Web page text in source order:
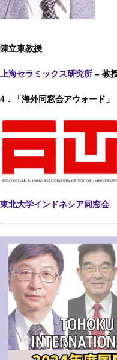
陳立東教授
上海セラミックス研究所 – 教
4．「海外同窓会アウォード」
東北大学インドネシア同窓会